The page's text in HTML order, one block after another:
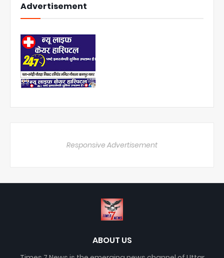
Advertisement
Responsive Advertisement
ABOUT US